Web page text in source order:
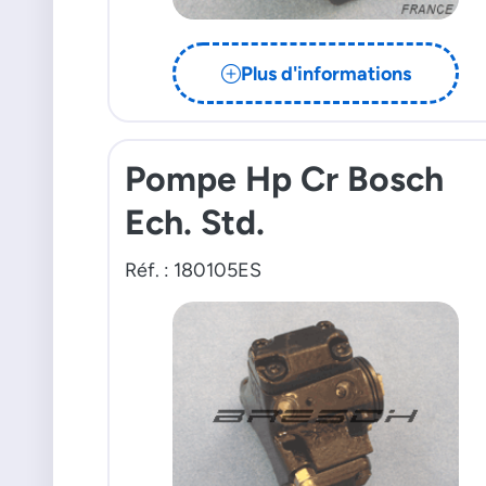
Plus d'informations
Pompe Hp Cr Bosch
Ech. Std.
Réf. : 180105ES